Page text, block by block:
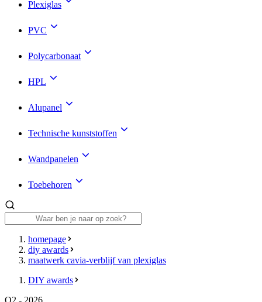
Plexiglas
PVC
Polycarbonaat
HPL
Alupanel
Technische kunststoffen
Wandpanelen
Toebehoren
homepage
diy awards
maatwerk cavia-verblijf van plexiglas
DIY awards
Q2 - 2026